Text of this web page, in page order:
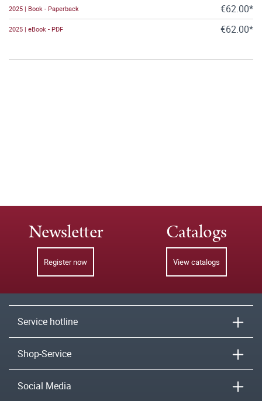
2025 | Book - Paperback €62.00*
2025 | eBook - PDF €62.00*
Newsletter
Register now
Catalogs
View catalogs
Service hotline
Shop-Service
Social Media